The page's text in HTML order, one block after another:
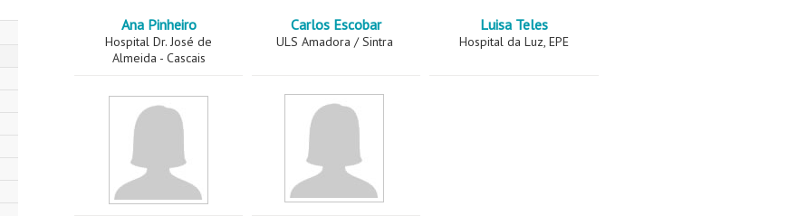
Ana Pinheiro
Hospital Dr. José de
Almeida - Cascais
Carlos Escobar
ULS Amadora / Sintra
Luisa Teles
Hospital da Luz, EPE